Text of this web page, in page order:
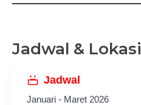
Jadwal & Lokasi
Jadwal
Januari - Maret 2026